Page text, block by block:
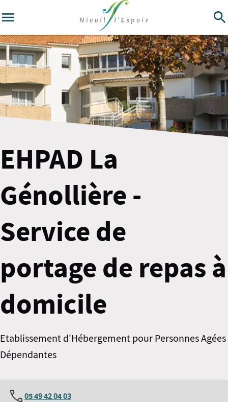
EHPAD La
Génollière -
Service de
portage de repas à
domicile
Etablissement d'Hébergement pour Personnes Agées
Dépendantes
05 49 42 04 03